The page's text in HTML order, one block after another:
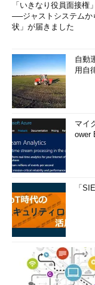
「いきなり役員面接権
──ジャストシステムか
状」が届きました
自動
用自
マイ
ower
「